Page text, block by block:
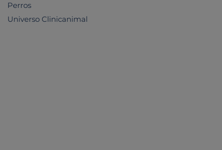
Perros
Universo Clinicanimal